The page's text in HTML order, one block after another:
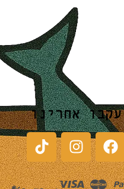
עקבו אחרינו